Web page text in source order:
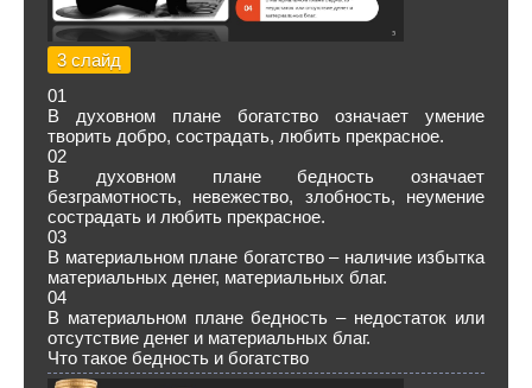
3 слайд
01
В духовном плане богатство означает умение
творить добро, сострадать, любить прекрасное.
02
В духовном плане бедность означает
безграмотность, невежество, злобность, неумение
сострадать и любить прекрасное.
03
В материальном плане богатство – наличие избытка
материальных денег, материальных благ.
04
В материальном плане бедность – недостаток или
отсутствие денег и материальных благ.
Что такое бедность и богатство